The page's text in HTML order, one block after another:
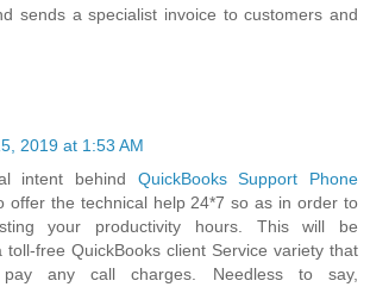
sends a specialist invoice to customers and
2019 at 1:53 AM
intent behind QuickBooks Support Phone
offer the technical help 24*7 so as in order to
your productivity hours. This will be
toll-free QuickBooks client Service variety that
pay any call charges. Needless to say,